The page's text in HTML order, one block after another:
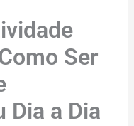
Ser
Dia a Dia